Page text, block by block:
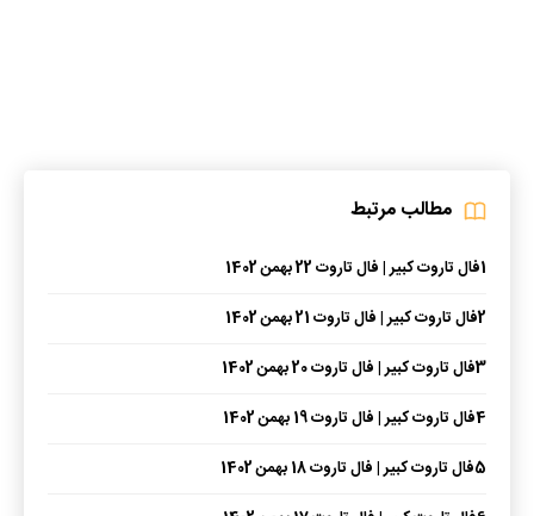
مطالب مرتبط
1فال تاروت کبیر | فال تاروت 22 بهمن 1402
2فال تاروت کبیر | فال تاروت 21 بهمن 1402
3فال تاروت کبیر | فال تاروت 20 بهمن 1402
4فال تاروت کبیر | فال تاروت 19 بهمن 1402
5فال تاروت کبیر | فال تاروت 18 بهمن 1402